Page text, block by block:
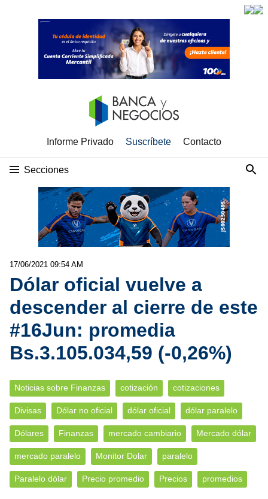
Informe Privado Suscríbete Contacto
Secciones
17/06/2021 09:54 AM
Dólar oficial vuelve a
descender al cierre de este
#16Jun: promedia
Bs.3.105.034,59 (-0,26%)
Noticias sobre Finanzas cotización cotizaciones
Divisas Dólar no oficial dólar oficial dólar paralelo
Dólares Finanzas mercado cambiario Mercado dólar
mercado paralelo Monitor Dolar paralelo
Paralelo dólar Precio promedio Precios promedios